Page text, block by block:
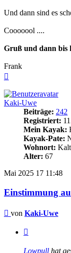
Und dann sind es
Cooooool ....
Gruß und dann bis
Frank
Kaki-Uwe
Beiträge: 242
Registriert:
Mein Kayak:
Kayak-Pate:
Wohnort:
Alter: 67
Mai 2025 17 11:48
Einstimmung
Beitrag
von Kaki-Uwe
Lowpull hat